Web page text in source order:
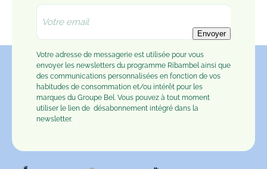
Envoyer
Votre adresse de messagerie est utilisée pour vous
envoyer les newsletters du programme Ribambel ainsi que
des communications personnalisées en fonction de vos
habitudes de consommation et/ou intérêt pour les
marques du Groupe Bel. Vous pouvez à tout moment
utiliser le lien de désabonnement intégré dans la
newsletter.